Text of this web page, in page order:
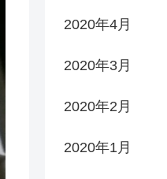
2020年4月
2020年3月
2020年2月
2020年1月